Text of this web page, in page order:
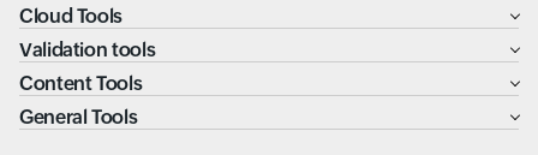
Cloud Tools
Validation tools
Content Tools
General Tools